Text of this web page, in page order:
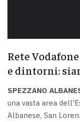
Rete
e dintorni:
SPEZZANO
una vasta area
Albanese, San